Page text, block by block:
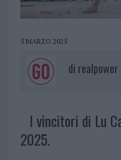
5 MARZO 2025
di realpower
I vincitori di Lu
2025.